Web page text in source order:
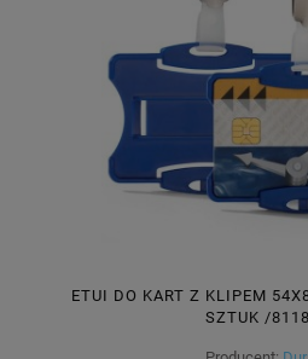
ETUI DO KART Z KLIPEM
SZTUK /